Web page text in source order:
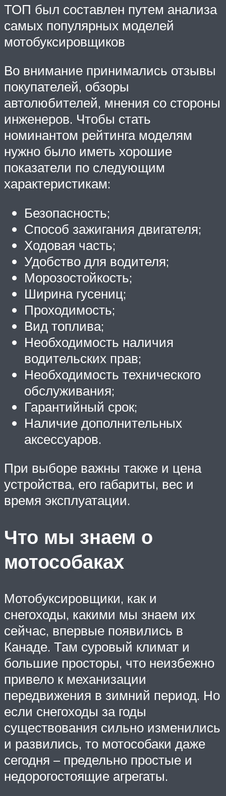
ТОП был составлен путем анализа
самых популярных моделей
мотобуксировщиков
Во внимание принимались отзывы
покупателей, обзоры
автолюбителей, мнения со стороны
инженеров. Чтобы стать
номинантом рейтинга моделям
нужно было иметь хорошие
показатели по следующим
характеристикам:
Безопасность;
Способ зажигания двигателя;
Ходовая часть;
Удобство для водителя;
Морозостойкость;
Ширина гусениц;
Проходимость;
Вид топлива;
Необходимость наличия
водительских прав;
Необходимость технического
обслуживания;
Гарантийный срок;
Наличие дополнительных
аксессуаров.
При выборе важны также и цена
устройства, его габариты, вес и
время эксплуатации.
Что мы знаем о
мотособаках
Мотобуксировщики, как и
снегоходы, какими мы знаем их
сейчас, впервые появились в
Канаде. Там суровый климат и
большие просторы, что неизбежно
привело к механизации
передвижения в зимний период. Но
если снегоходы за годы
существования сильно изменились
и развились, то мотособаки даже
сегодня – предельно простые и
недорогостоящие агрегаты.